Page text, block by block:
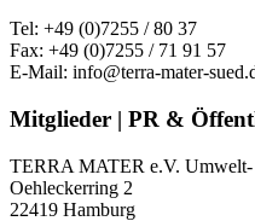
Tel: +49 (0)7255 / 80 37
Fax: +49 (0)7255 / 71 91 57
E-Mail: info@terra-mater-
Mitglieder | PR &
TERRA MATER e.V.
Oehleckerring 2
22419 Hamburg